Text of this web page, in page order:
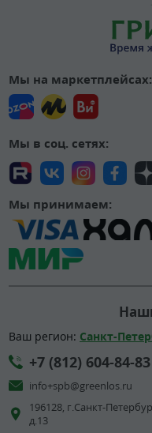
Мы на маркетплейсах:
Мы в соц. сетях:
Мы принимаем:
Ваш регион: Санкт-
+7 (812) 604-84-83
info+spb@greenlos.ru
196128, г.Санкт-
д.13